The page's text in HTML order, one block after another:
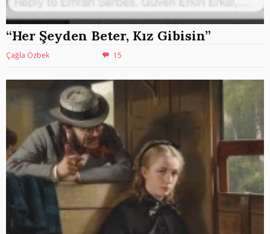
“Her Şeyden Beter, Kız Gibisin”
Çağla Özbek 15